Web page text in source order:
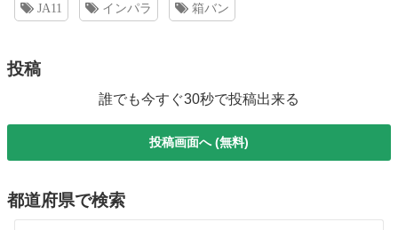
JA11 インパラ 箱バン
投稿
誰でも今すぐ30秒で投稿出来る
投稿画面へ (無料)
都道府県で検索